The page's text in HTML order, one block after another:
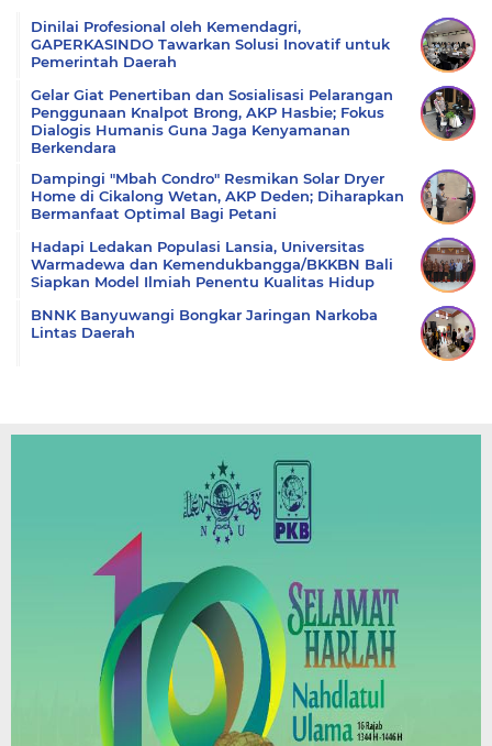
Dinilai Profesional oleh Kemendagri,
GAPERKASINDO Tawarkan Solusi Inovatif untuk
Pemerintah Daerah
Gelar Giat Penertiban dan Sosialisasi Pelarangan
Penggunaan Knalpot Brong, AKP Hasbie; Fokus
Dialogis Humanis Guna Jaga Kenyamanan
Berkendara
Dampingi "Mbah Condro" Resmikan Solar Dryer
Home di Cikalong Wetan, AKP Deden; Diharapkan
Bermanfaat Optimal Bagi Petani
Hadapi Ledakan Populasi Lansia, Universitas
Warmadewa dan Kemendukbangga/BKKBN Bali
Siapkan Model Ilmiah Penentu Kualitas Hidup
BNNK Banyuwangi Bongkar Jaringan Narkoba
Lintas Daerah